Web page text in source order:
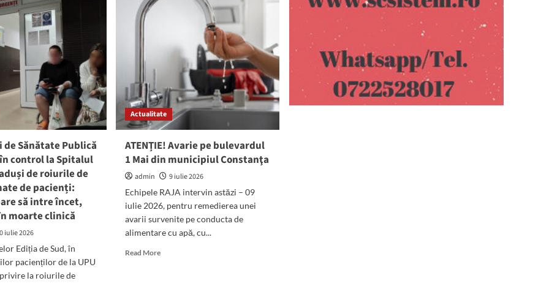
Sănătate Publică
control la Spitalul
de roiurile de
de pacienți:
să intre încet,
moarte clinică
iulie 2026
Ediția de Sud, în
pacienților de la UPU
la roiurile de
Actualitate
ATENȚIE! Avarie pe bulevardul
1 Mai din municipiul Constanţa
admin
9 iulie 2026
Echipele RAJA intervin astăzi – 09
iulie 2026, pentru remedierea unei
avarii survenite pe conducta de
alimentare cu apă, cu...
Read MoreRead